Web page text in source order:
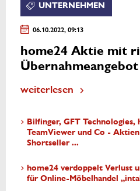
UNTERNEHMEN
06.10.2022, 09:13
home24 Aktie mit
weiterlesen
Bilfinger, GFT Technologies,
TeamViewer und Co -
Shortseller ...
home24 verdoppelt Verlust
für Online-Möbelhandel